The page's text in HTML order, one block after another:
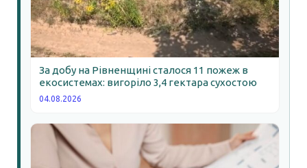
За добу на Рівненщині сталося 11 пожеж в
екосистемах: вигоріло 3,4 гектара сухостою
04.08.2026